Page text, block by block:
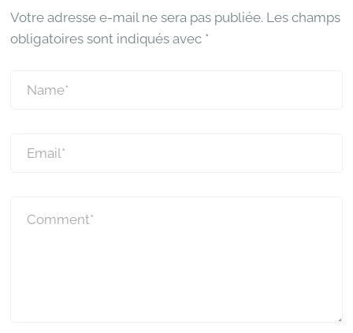
Votre adresse e-mail ne sera pas publiée. Les champs
obligatoires sont indiqués avec *